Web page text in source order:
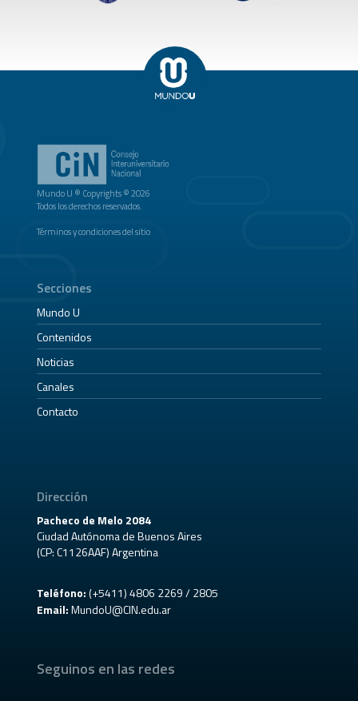
Mundo U ® Copyrights © 2026
Todos los derechos reservados.
Términos y condiciones del sitio
Secciones
Mundo U
Contenidos
Noticias
Canales
Contacto
Dirección
Pacheco de Melo 2084
Ciudad Autónoma de Buenos Aires
(CP: C1126AAF) Argentina
Teléfono:(+5411) 4806 2269 / 2805
Email: MundoU@CIN.edu.ar
Seguinos en las redes